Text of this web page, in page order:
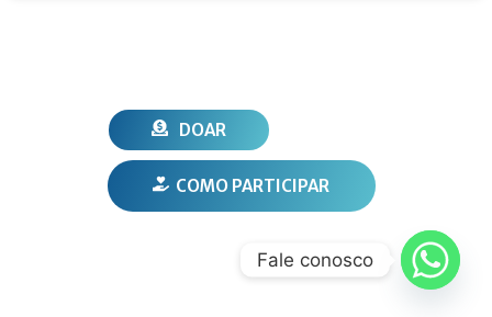
DOAR
COMO PARTICIPAR
Fale conosco